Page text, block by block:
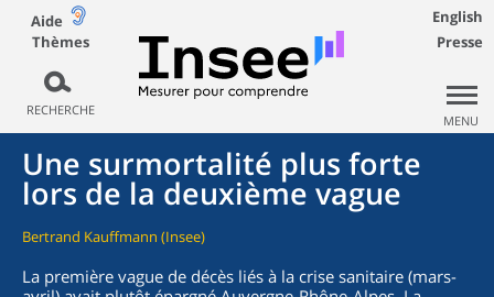
Aide
Thèmes
RECHERCHE
English
Presse
MENU
Une surmortalité plus forte
lors de la deuxième vague
Bertrand Kauffmann (Insee)
La première vague de décès liés à la crise sanitaire (mars-